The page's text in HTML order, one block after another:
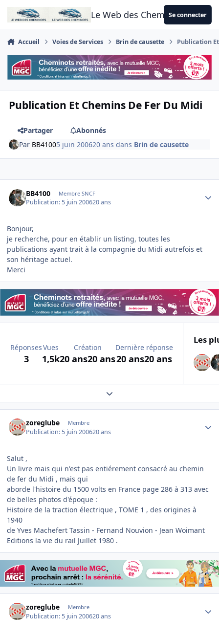
Aller au contenu
Le Web des CheminotsSe connecter
Accueil Voies de Services Brin de causette Publication
Publication Et Chemins De Fer Du Midi
Partager
Abonnés
Par BB41005 juin 200620 ans dans Brin de causette
BB4100 Membre SNCF
Publication: 5 juin 200620 ans
Bonjour,
je recherche, pour en établir un listing, toutes les
publications ayant trait à la compagnie du Midi autrefois et
son héritage actuel.
Merci
Réponses
3
Vues
1,5k
Création
20 ans20 ans
Dernière réponse
20 ans20 ans
Les
Expand topic overview
zoreglube Membre
Publication: 5 juin 200620 ans
Salut ,
Un livre mais qui n'est pas entiérement consacré au chemin
de fer du Midi , mais qui
aborde l'histoire du 1500 volts en France page 286 à 313 avec
de belles photos d'époque :
Histoire de la traction électrique , TOME 1 , des origines à
1940
de Yves Machefert Tassin - Fernand Nouvion - Jean Woimant
Editions la vie du rail Juillet 1980 .
zoreglube Membre
Publication: 5 juin 200620 ans